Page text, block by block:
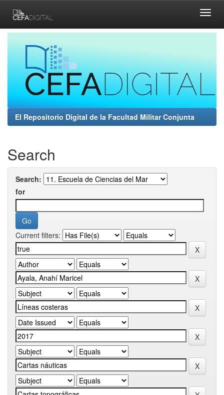
navigation
El Repositorio Digital de la Facultad Militar Conjunta
Search
Search:
for
Current filters: